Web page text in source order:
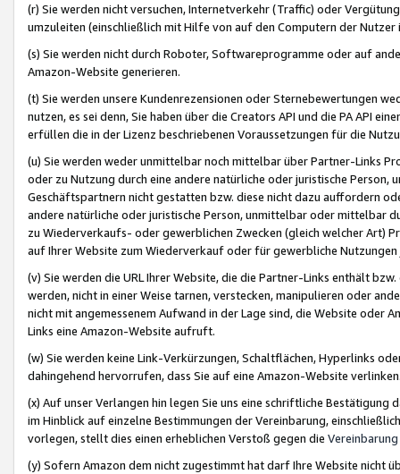
(r) Sie werden nicht versuchen, Internetverkehr (Traffic) oder
umzuleiten (einschließlich mit Hilfe von auf den Computern der
(s) Sie werden nicht durch Roboter, Softwareprogramme oder auf
Amazon-Website generieren.
(t) Sie werden unsere Kundenrezensionen oder Sternebewertungen
nutzen, es sei denn, Sie haben über die Creators API und die PA API
erfüllen die in der Lizenz beschriebenen Voraussetzungen für die
(u) Sie werden weder unmittelbar noch mittelbar über Partner-Links
oder zu Nutzung durch eine andere natürliche oder juristische
Geschäftspartnern nicht gestatten bzw. diese nicht dazu auffordern
andere natürliche oder juristische Person, unmittelbar oder mittelbar
zu Wiederverkaufs- oder gewerblichen Zwecken (gleich welcher Art)
auf Ihrer Website zum Wiederverkauf oder für gewerbliche
(v) Sie werden die URL Ihrer Website, die die Partner-Links enthält
werden, nicht in einer Weise tarnen, verstecken, manipulieren oder
nicht mit angemessenem Aufwand in der Lage sind, die Website oder
Links eine Amazon-Website aufruft.
(w) Sie werden keine Link-Verkürzungen, Schaltflächen, Hyperlinks
dahingehend hervorrufen, dass Sie auf eine Amazon-Website
(x) Auf unser Verlangen hin legen Sie uns eine schriftliche
im Hinblick auf einzelne Bestimmungen der Vereinbarung,
vorlegen, stellt dies einen erheblichen Verstoß gegen die Vereinbarung
(y) Sofern Amazon dem nicht zugestimmt hat darf Ihre Website nicht